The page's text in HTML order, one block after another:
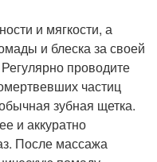
и мягкости, а
и блеска за своей
проводите
частиц
зубная щетка.
и аккуратно
После массажа